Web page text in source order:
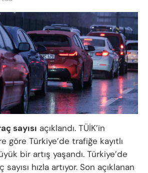
sayısı açıklandı. TÜİK’in
göre Türkiye’de trafiğe kayıtlı
bir artış yaşandı. Türkiye’de
hızla artıyor. Son açıklanan